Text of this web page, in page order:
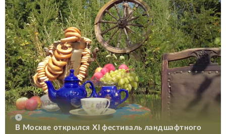
В Москве открылся XI фестиваль ландшафтного